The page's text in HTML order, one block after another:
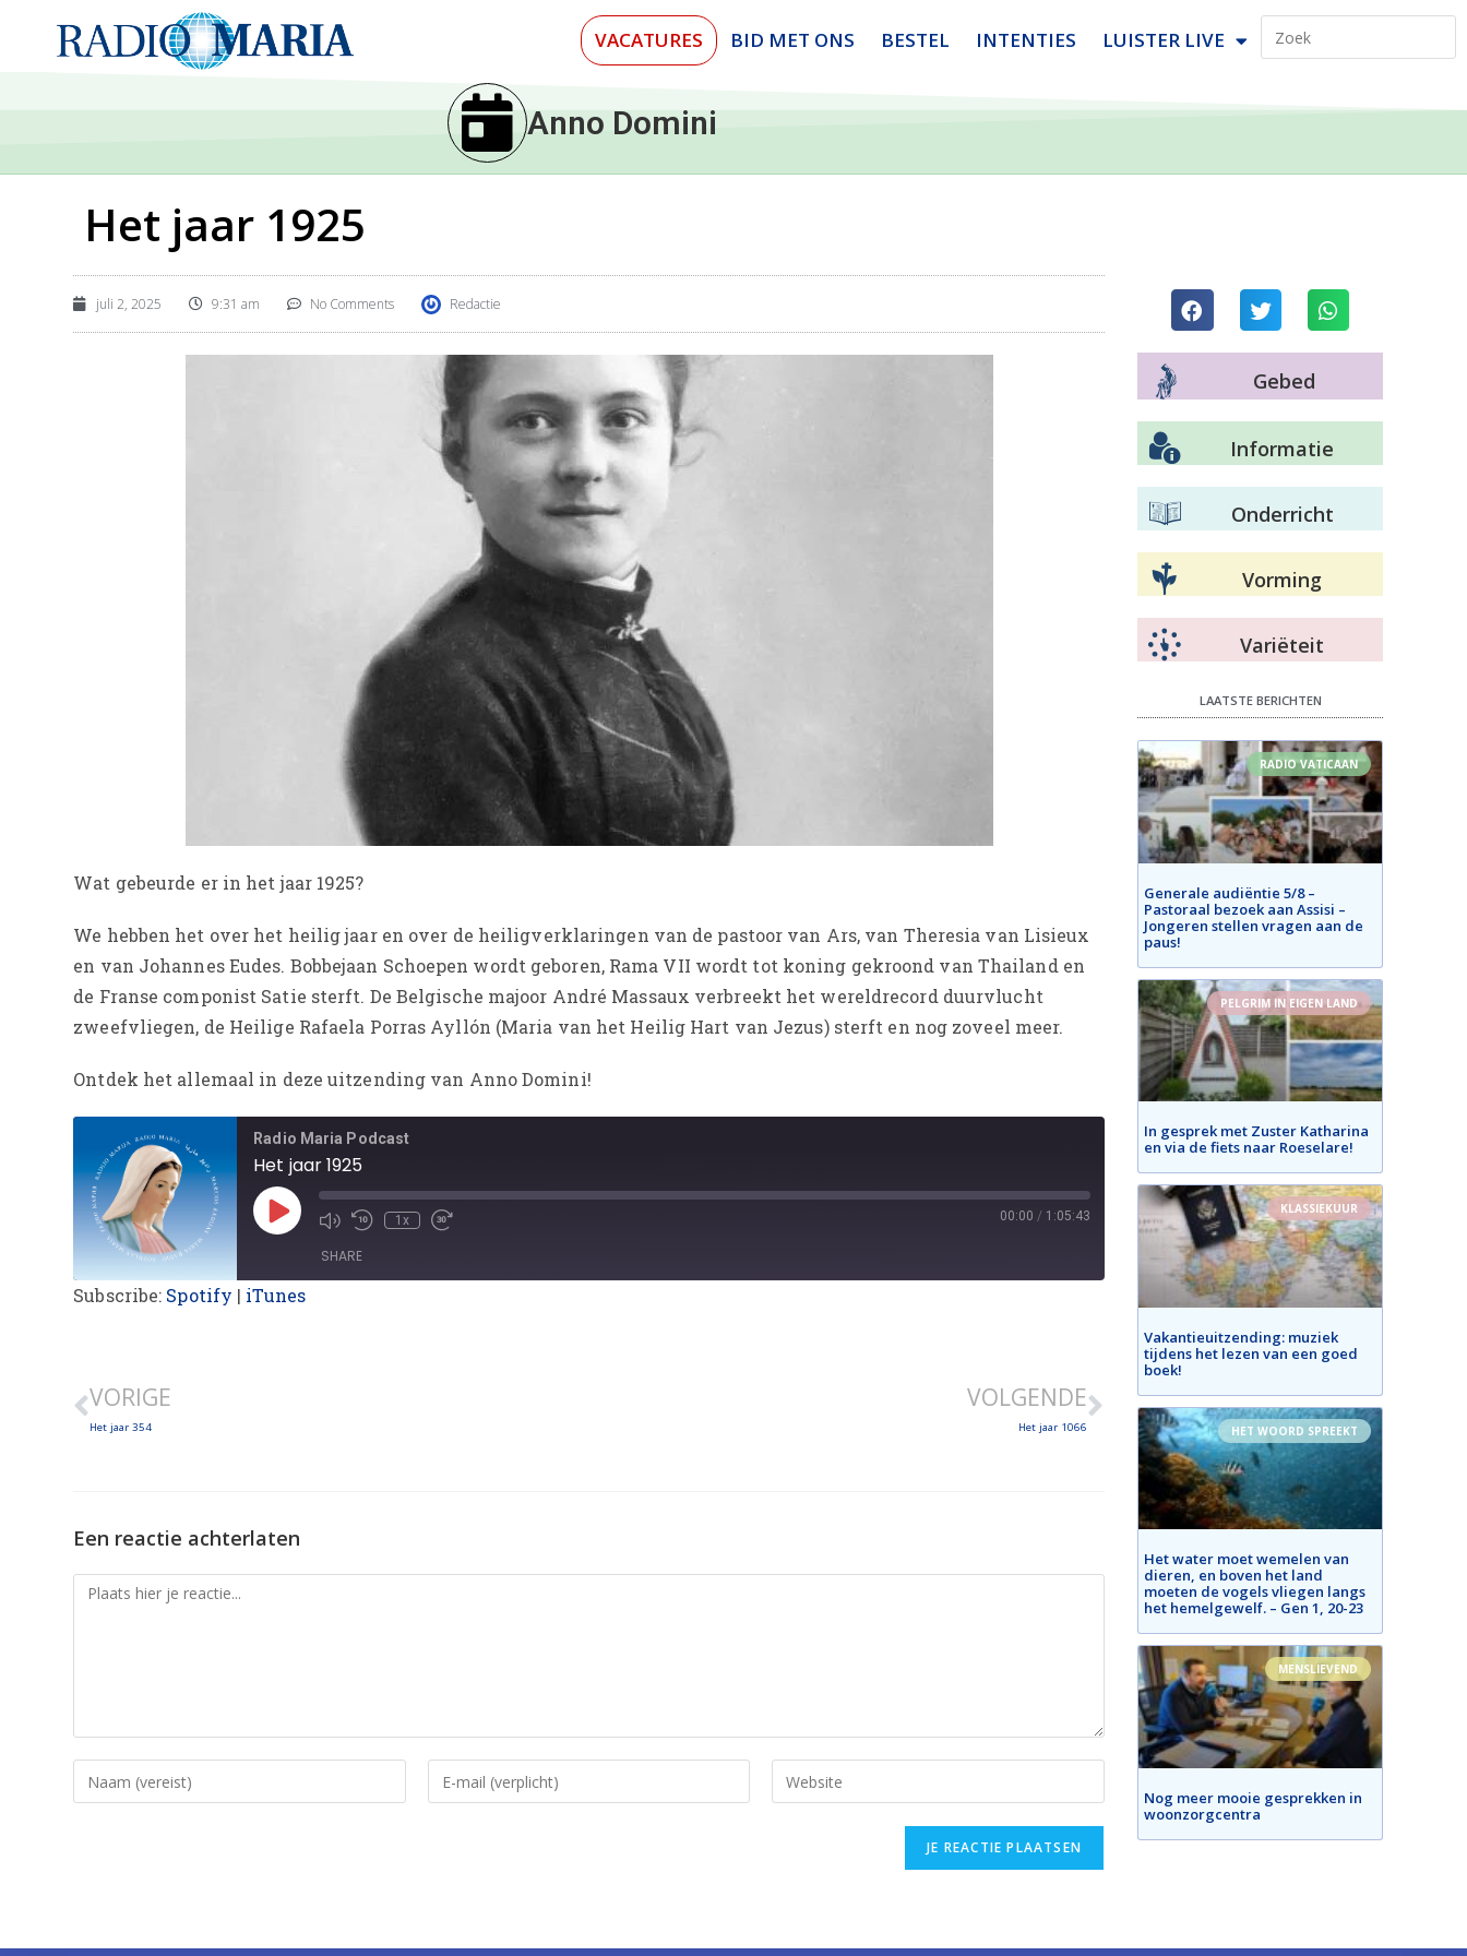
VACATURES BID MET ONS BESTEL INTENTIES LUISTER LIVE
Anno Domini
Het jaar 1925
juli 2, 2025 9:31 am No Comments Redactie
Wat gebeurde er in het jaar 1925?
We hebben het over het heilig jaar en over de heiligverklaringen van de pastoor van Ars, van Theresia van Lisieux
en van Johannes Eudes. Bobbejaan Schoepen wordt geboren, Rama VII wordt tot koning gekroond van Thailand en
de Franse componist Satie sterft. De Belgische majoor André Massaux verbreekt het wereldrecord duurvlucht
zweefvliegen, de Heilige Rafaela Porras Ayllón (Maria van het Heilig Hart van Jezus) sterft en nog zoveel meer.
Ontdek het allemaal in deze uitzending van Anno Domini!
Radio Maria Podcast
Het jaar 1925
1x 00:00 / 1:05:43
SHARE
Subscribe: Spotify | iTunes
VORIGE
Het jaar 354
VOLGENDE
Het jaar 1066
Een reactie achterlaten
Gebed
Informatie
Onderricht
Vorming
Variëteit
LAATSTE BERICHTEN
RADIO VATICAAN
Generale audiëntie 5/8 –
Pastoraal bezoek aan Assisi –
Jongeren stellen vragen aan de
paus!
PELGRIM IN EIGEN LAND
In gesprek met Zuster Katharina
en via de fiets naar Roeselare!
KLASSIEKUUR
Vakantieuitzending: muziek
tijdens het lezen van een goed
boek!
HET WOORD SPREEKT
Het water moet wemelen van
dieren, en boven het land
moeten de vogels vliegen langs
het hemelgewelf. – Gen 1, 20-23
MENSLIEVEND
Nog meer mooie gesprekken in
woonzorgcentra